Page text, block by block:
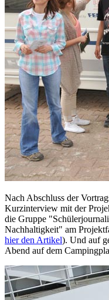
Nach Abschluss der
Kurzinterview mit der
die Gruppe
Nachhaltigkeit" am
hier den Artikel). Und auf
Abend auf dem